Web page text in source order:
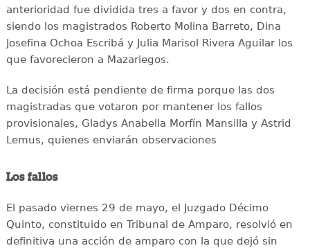
anterioridad fue dividida tres a favor y dos en contra,
siendo los magistrados Roberto Molina Barreto, Dina
Josefina Ochoa Escribá y Julia Marisol Rivera Aguilar los
que favorecieron a Mazariegos.
La decisión está pendiente de firma porque las dos
magistradas que votaron por mantener los fallos
provisionales, Gladys Anabella Morfín Mansilla y Astrid
Lemus, quienes enviarán observaciones
Los fallos
El pasado viernes 29 de mayo, el Juzgado Décimo
Quinto, constituido en Tribunal de Amparo, resolvió en
definitiva una acción de amparo con la que dejó sin